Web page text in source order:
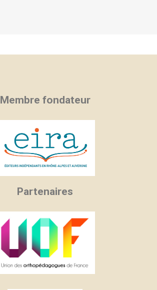
Membre fondateur
Partenaires